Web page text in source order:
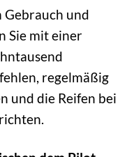
Gebrauch und
Sie mit einer
regelmäßig
und die Reifen bei